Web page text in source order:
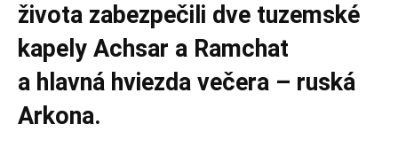
života zabezpečili dve tuzemské
kapely Achsar a Ramchat
a hlavná hviezda večera – ruská
Arkona.